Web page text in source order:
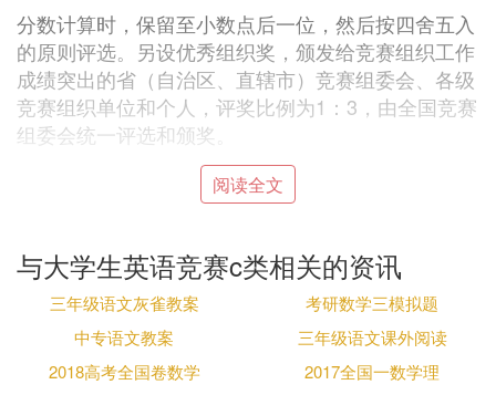
分数计算时，保留至小数点后一位，然后按四舍五入
的原则评选。另设优秀组织奖，颁发给竞赛组织工作
成绩突出的省（自治区、直辖市）竞赛组委会、各级
竞赛组织单位和个人，评奖比例为1：3，由全国竞赛
组委会统一评选和颁奖。
B. 全国大学生英语竞赛c类和d类有啥区别
区别是参考的等级不同。
本竞赛分A、B、C、D四个类别，全国各高校的研究
生及本、专科所有年级学生均可自愿报名参赛。A类
考试适用于研究生参加；B类考试适用于英语专业
本、专科学生参加；C类考试适用于非英语专业本科
阅读全文
与大学生英语竞赛c类相关的资讯
三年级语文灰雀教案
考研数学三模拟题
中专语文教案
三年级语文课外阅读
2018高考全国卷数学
2017全国一数学理